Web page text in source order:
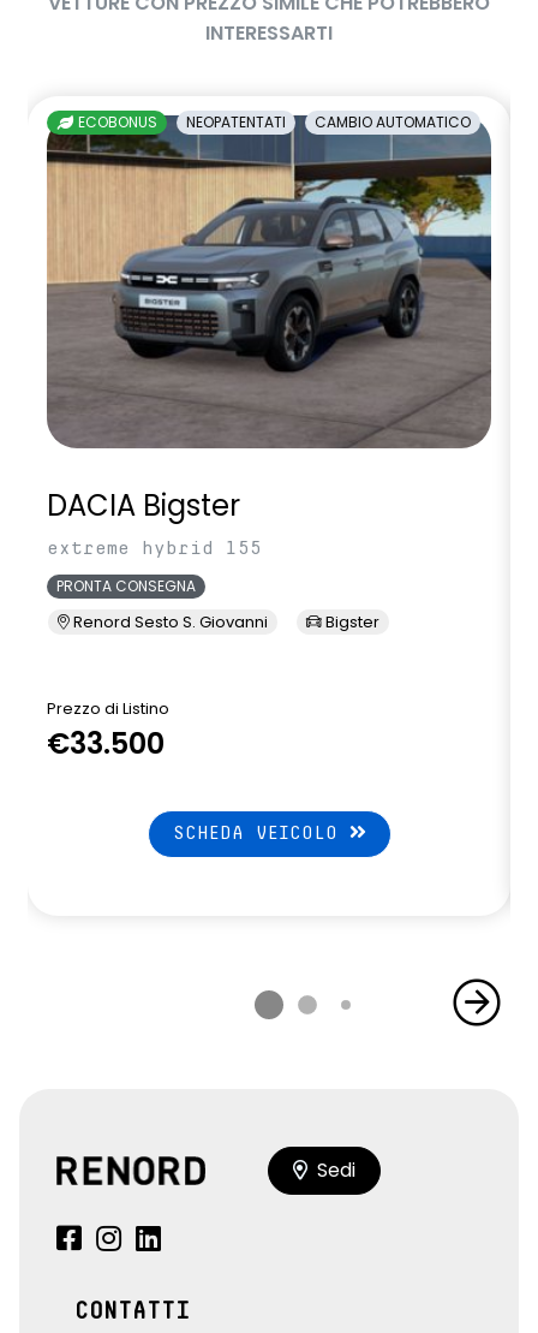
INTERESSARTI
ECOBONUS NEOPATENTATI CAMBIO AUTOMATICO
DACIA Bigster
extreme hybrid 155
PRONTA CONSEGNA
Renord Sesto S. Giovanni Bigster
Prezzo di Listino
€33.500
SCHEDA VEICOLO
Sedi
CONTATTI